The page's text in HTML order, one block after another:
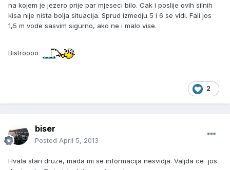
na kojem je jezero prije par mjeseci bilo. Cak i poslije ovih silnih
kisa nije nista bolja situacija. Sprud izmedju 5 i 6 se vidi. Fali jos
1,5 m vode sasvim sigurno, ako ne i malo vise.
Bistroooo
2
biser
Posted April 5, 2013
Hvala stari druze, mada mi se informacija nesvidja. Valjda ce jos